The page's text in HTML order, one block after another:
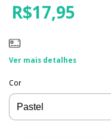
R$17,95
Ver mais detalhes
Cor